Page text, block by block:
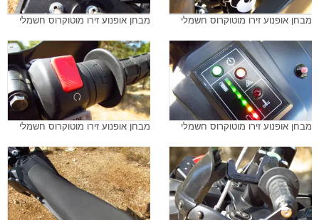
מבחן אופנוע זירו מוטוקרוס חשמלי מבחן אופנוע זירו מוטוקרוס חשמלי
מבחן אופנוע זירו מוטוקרוס חשמלי מבחן אופנוע זירו מוטוקרוס חשמלי